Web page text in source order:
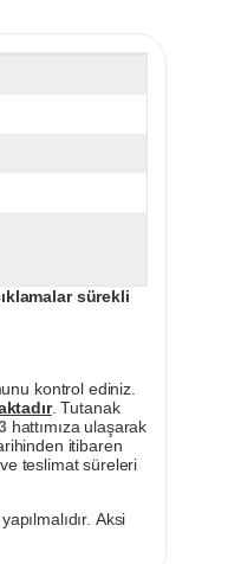
sürekli
kontrol ediniz.
. Tutanak
hattımıza ulaşarak
itibaren
teslimat süreleri
Aksi